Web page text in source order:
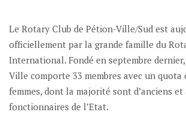
Le Rotary Club de Pétion-Ville/Sud est
officiellement par la grande famille du
International. Fondé en septembre
Ville comporte 33 membres avec un quota
femmes, dont la majorité sont d’anciens et
fonctionnaires de l’Etat.